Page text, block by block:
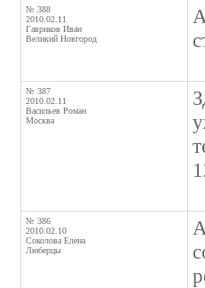
№ 388
2010.02.11
Гавриков Иван
Великий Новгород
№ 387
2010.02.11
Васильев Роман
Москва
№ 386
2010.02.10
Соколова Елена
Люберцы